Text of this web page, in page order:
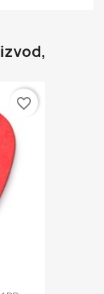
favorite_border